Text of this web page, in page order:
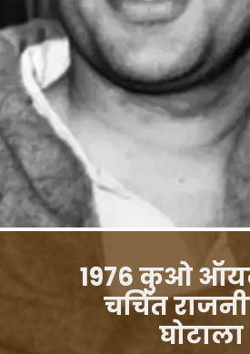
1976 कुओ
चर्चित
घोटाला